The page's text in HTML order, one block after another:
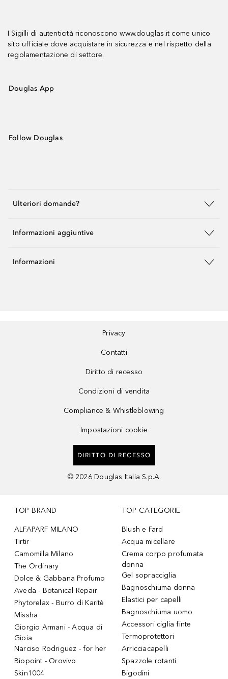
I Sigilli di autenticità riconoscono www.douglas.it come unico
sito ufficiale dove acquistare in sicurezza e nel rispetto della
regolamentazione di settore.
Douglas App
Follow Douglas
Ulteriori domande?
Informazioni aggiuntive
Informazioni
Privacy
Contatti
Diritto di recesso
Condizioni di vendita
Compliance & Whistleblowing
Impostazioni cookie
DIRITTO DI RECESSO
© 2026 Douglas Italia S.p.A.
TOP BRAND
ALFAPARF MILANO
Tirtir
Camomilla Milano
The Ordinary
Dolce & Gabbana Profumo
Aveda - Botanical Repair
Phytorelax - Burro di Karitè
Missha
Giorgio Armani - Acqua di
Gioia
Narciso Rodriguez - for her
Biopoint - Orovivo
Skin1004
TOP CATEGORIE
Blush e Fard
Acqua micellare
Crema corpo profumata
donna
Gel sopracciglia
Bagnoschiuma donna
Elastici per capelli
Bagnoschiuma uomo
Accessori ciglia finte
Termoprotettori
Arricciacapelli
Spazzole rotanti
Bigodini